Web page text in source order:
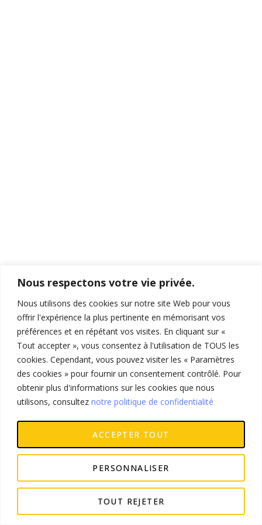
Nous respectons votre vie privée.
Nous utilisons des cookies sur notre site Web pour vous
offrir l'expérience la plus pertinente en mémorisant vos
préférences et en répétant vos visites. En cliquant sur «
Tout accepter », vous consentez à l'utilisation de TOUS les
cookies. Cependant, vous pouvez visiter les « Paramètres
des cookies » pour fournir un consentement contrôlé. Pour
obtenir plus d'informations sur les cookies que nous
utilisons, consultez notre politique de confidentialité
PERSONNALISER
TOUT REJETER
ACCEPTER TOUT